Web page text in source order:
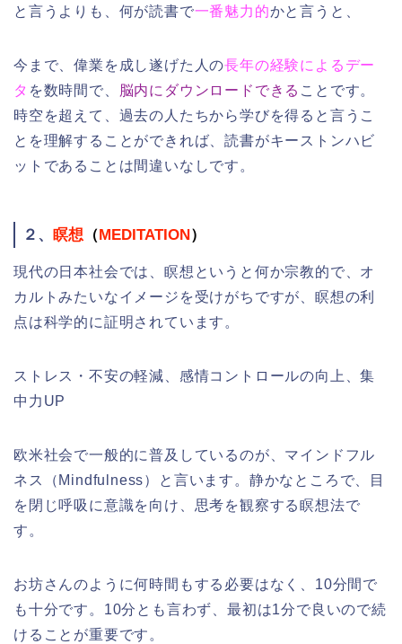
と言うよりも、何が読書で一番魅力的かと言うと、
今まで、偉業を成し遂げた人の長年の経験によるデー
タ を数時間で、 脳内にダウンロードできる ことです。
時空を超えて、過去の人たちから学びを得ると言うこ
とを理解することができれば、読書がキーストンハビ
ットであることは間違いなしです。
２、 瞑想 （ MEDITATION ）
現代の日本社会では、瞑想というと何か宗教的で、オ
カルトみたいなイメージを受けがちですが、瞑想の利
点は科学的に証明されています。
ストレス・不安の軽減、感情コントロールの向上、集
中力UP
欧米社会で一般的に普及しているのが、マインドフル
ネス（Mindfulness）と言います。静かなところで、目
を閉じ呼吸に意識を向け、思考を観察する瞑想法で
す。
お坊さんのように何時間もする必要はなく、10分間で
も十分です。10分とも言わず、最初は1分で良いので続
けることが重要です。